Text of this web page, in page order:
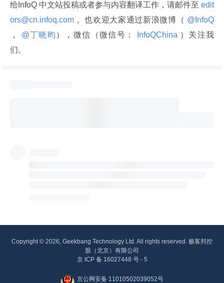
给InfoQ 中文站投稿或者参与内容翻译工作，请邮件至 edit
ors@cn.infoq.com 。也欢迎大家通过新浪微博（
，
@丁晓昀 ），微信（微信号： InfoQChina ）关注我
们。
Copyright © 2026, Geekbang Technology Ltd. All rights reserved. 极客邦控
股（北京）有限公司
京 ICP 备 16027448 号 - 5
京公网安备 11010502039052号